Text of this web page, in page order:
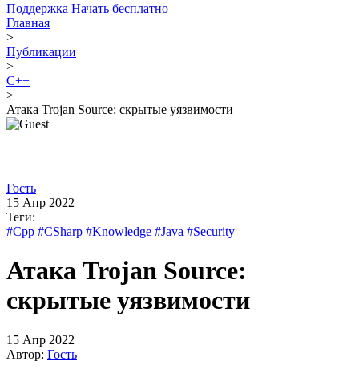
Поддержка Начать бесплатно
Главная
>
Публикации
>
C++
>
Атака Trojan Source: скрытые уязвимости
Гость
15 Апр 2022
Теги:
#Cpp #CSharp #Knowledge #Java #Security
Атака Trojan Source:
скрытые уязвимости
15 Апр 2022
Автор: Гость